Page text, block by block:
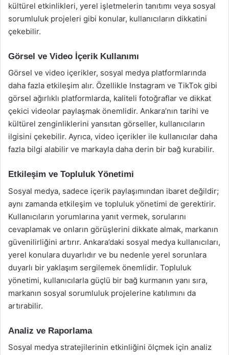
kültürel etkinlikleri, yerel işletmelerin tanıtımı veya sosyal
sorumluluk projeleri gibi konular, kullanıcıların dikkatini
çekebilir.
Görsel ve Video İçerik Kullanımı
Görsel ve video içerikler, sosyal medya platformlarında
daha fazla etkileşim alır. Özellikle Instagram ve TikTok gibi
görsel ağırlıklı platformlarda, kaliteli fotoğraflar ve dikkat
çekici videolar paylaşmak önemlidir. Ankara’nın tarihi ve
kültürel zenginliklerini yansıtan görseller, kullanıcıların
ilgisini çekebilir. Ayrıca, video içerikler ile kullanıcılar daha
fazla bilgi alabilir ve markayla daha derin bir bağ kurabilir.
Etkileşim ve Topluluk Yönetimi
Sosyal medya, sadece içerik paylaşımından ibaret değildir;
aynı zamanda etkileşim ve topluluk yönetimi de gerektirir.
Kullanıcıların yorumlarına yanıt vermek, sorularını
cevaplamak ve onların görüşlerini dikkate almak, markanın
güvenilirliğini artırır. Ankara’daki sosyal medya kullanıcıları,
yerel konulara duyarlıdır ve bu nedenle yerel sorunlara
duyarlı bir yaklaşım sergilemek önemlidir. Topluluk
yönetimi, kullanıcılarla güçlü bir bağ kurmanın yanı sıra,
markanın sosyal sorumluluk projelerine katılımını da
artırabilir.
Analiz ve Raporlama
Sosyal medya stratejilerinin etkinliğini ölçmek için analiz